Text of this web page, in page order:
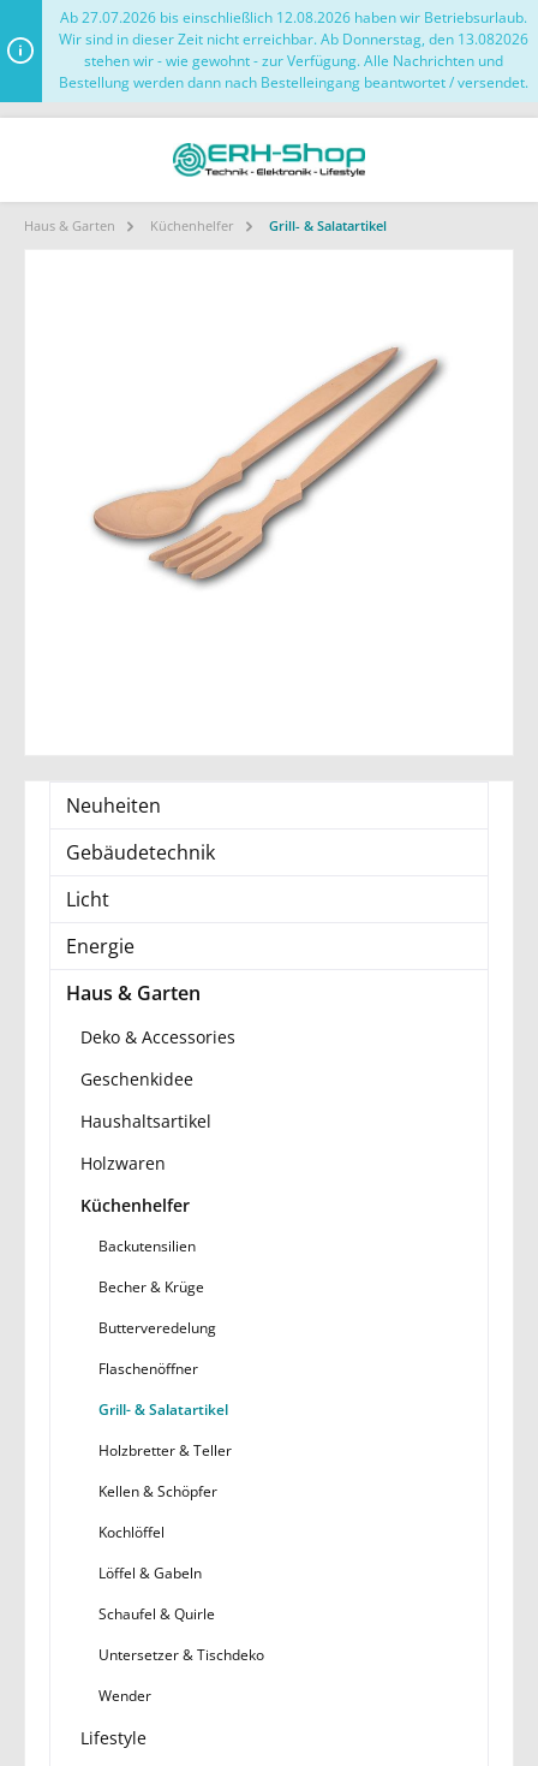
Ab 27.07.2026 bis einschließlich 12.08.2026 haben wir Betriebsurlaub.
Wir sind in dieser Zeit nicht erreichbar. Ab Donnerstag, den 13.082026
stehen wir - wie gewohnt - zur Verfügung. Alle Nachrichten und
Bestellung werden dann nach Bestelleingang beantwortet / versendet.
Haus & Garten Küchenhelfer Grill- & Salatartikel
Neuheiten
Gebäudetechnik
Licht
Energie
Haus & Garten
Deko & Accessories
Geschenkidee
Haushaltsartikel
Holzwaren
Küchenhelfer
Backutensilien
Becher & Krüge
Butterveredelung
Flaschenöffner
Grill- & Salatartikel
Holzbretter & Teller
Kellen & Schöpfer
Kochlöffel
Löffel & Gabeln
Schaufel & Quirle
Untersetzer & Tischdeko
Wender
Lifestyle